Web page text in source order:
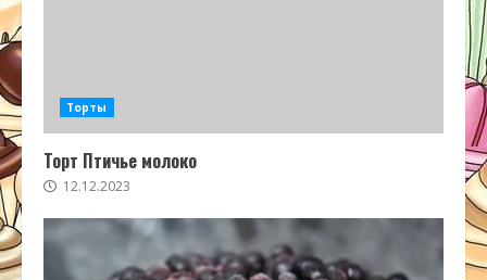
Торты
Торт Птичье молоко
12.12.2023